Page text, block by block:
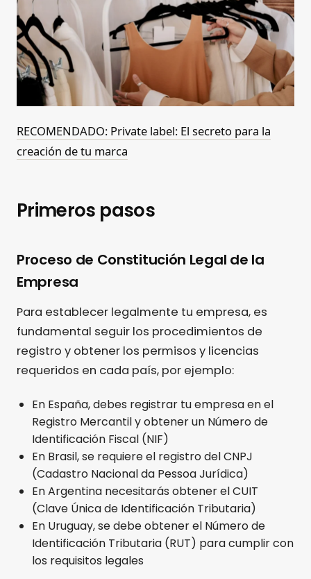
RECOMENDADO: Private label: El secreto para la
creación de tu marca
Primeros pasos
Proceso de Constitución Legal de la
Empresa
Para establecer legalmente tu empresa, es
fundamental seguir los procedimientos de
registro y obtener los permisos y licencias
requeridos en cada país, por ejemplo:
En España, debes registrar tu empresa en el
Registro Mercantil y obtener un Número de
Identificación Fiscal (NIF)
En Brasil, se requiere el registro del CNPJ
(Cadastro Nacional da Pessoa Jurídica)
En Argentina necesitarás obtener el CUIT
(Clave Única de Identificación Tributaria)
En Uruguay, se debe obtener el Número de
Identificación Tributaria (RUT) para cumplir con
los requisitos legales